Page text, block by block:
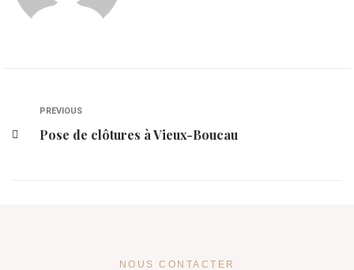
PREVIOUS
Pose de clôtures à Vieux-Boucau
NOUS CONTACTER